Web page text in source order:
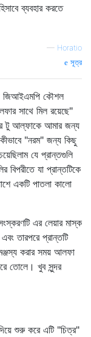
ব্যবহার করতে
— Horatio
সূত্র
জিআইএমপি কৌশল
সাথে মিল রয়েছে"
টু আল্ফাকে আমার জন্য
"নরম" জন্য কিছু
যে প্রান্তগুলি
যা প্রান্তটিকে
একটি পাতলা কালো
এর লেয়ার মাস্ক
তারপরে প্রান্তটি
করার সময় আলফা
তোলে। খুব সুন্দর
শুরু করে এটি "চিত্র"